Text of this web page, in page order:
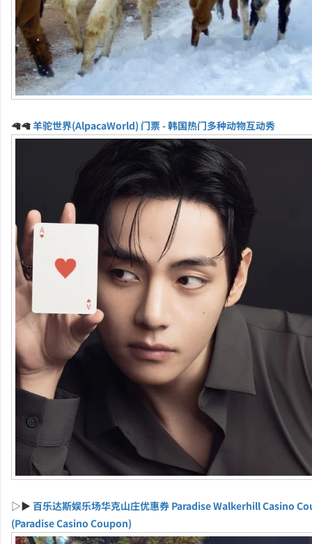
🦙🦙羊驼世界(AlpacaWorld) 门票 - 韩国热门多种动物互动秀
▷▶ 百乐达斯娱乐场华克山庄优惠券 Paradise Walkerhill Casino
(Paradise Casino Coupon)